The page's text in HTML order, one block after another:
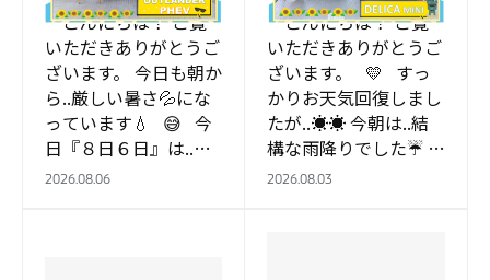
こんにちは！ ご覧
いただきありがとうご
ざいます。 今日も朝か
ら..厳しい暑さ💦にな
っています💧 😅 今
日『８日６日』は..忘
れてはいけない日👏
2026.08.06
こんにちは！ ご覧
いただきありがとうご
ざいます。 💛 すっ
かりお天気回復しまし
たが..☀☀ 今朝は..結
構な雨降りでした☔ 気
温は多少低めですが…
2026.08.03